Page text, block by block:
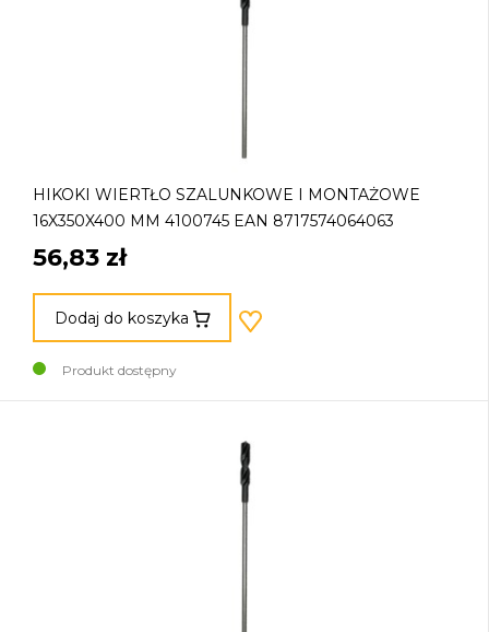
HIKOKI WIERTŁO SZALUNKOWE I MONTAŻOWE
16X350X400 MM 4100745 EAN 8717574064063
56,83 zł
Dodaj do koszyka
Produkt dostępny